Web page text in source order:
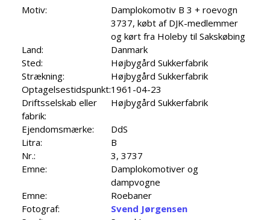
Motiv:
Damplokomotiv B 3 + roevogn
3737, købt af DJK-medlemmer
og kørt fra Holeby til Sakskøbing
Land:
Danmark
Sted:
Højbygård Sukkerfabrik
Strækning:
Højbygård Sukkerfabrik
Optagelsestidspunkt:1961-04-23
Driftsselskab eller
fabrik:
Højbygård Sukkerfabrik
Ejendomsmærke:
DdS
Litra:
B
Nr.:
3, 3737
Emne:
Damplokomotiver og
dampvogne
Emne:
Roebaner
Fotograf:
Svend Jørgensen